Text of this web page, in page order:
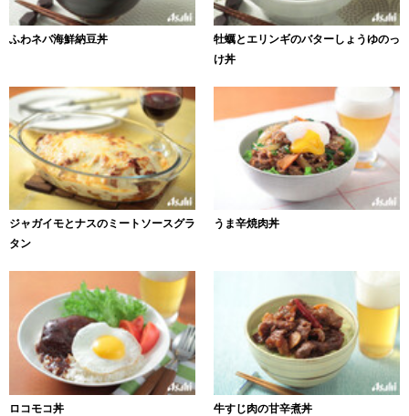
ふわネバ海鮮納豆丼
牡蠣とエリンギのバターしょうゆのっ
け丼
ジャガイモとナスのミートソースグラ
タン
うま辛焼肉丼
ロコモコ丼 牛すじ肉の甘辛煮丼